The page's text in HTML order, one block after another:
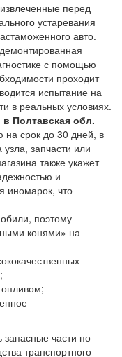
перед
устаревания
авто.
с помощью
проходит
испытание на
в реальных условиях.
Полтавская обл.
на срок до 30 дней, в
запчасти или
также укажет
и
иномарок, что
поэтому
конями» на
части по
транспортного